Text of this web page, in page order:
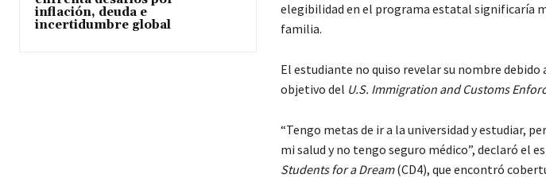
inflación, deuda e
incertidumbre global
elegibilidad en el programa estatal significaría
familia.
El estudiante no quiso revelar su nombre
objetivo del U.S. Immigration and Customs
“Tengo metas de ir a la universidad y estudiar,
mi salud y no tengo seguro médico”, declaró el
Students for a Dream(CD4), que encontró